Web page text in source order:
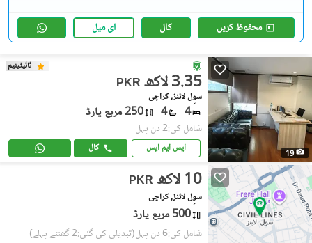
محفوظ کریں کال ای میل
19
ٹائیٹینیم
PKR 3.35 لاکھ
سوِل لائنز, کراچی
4
4 250 مربع یارڈ
شامل کی:2 دن پہل
ایس ایم ایس کال
PKR 10 لاکھ
سوِل لائنز, کراچی
500 مربع یارڈ
شامل کی:6 دن پہل (تبدیلی کی گئی:2 گھنٹے پہلے)